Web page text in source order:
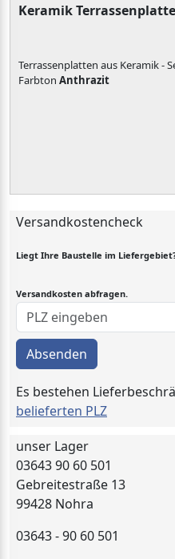
Keramik
Terrassenplatten aus Keramik -
Farbton Anthrazit
Versandkostencheck
Liegt Ihre Baustelle im
Versandkosten abfragen.
Absenden
Es bestehen
belieferten PLZ
unser Lager
03643 90 60 501
Gebreitestraße 13
99428 Nohra
03643 - 90 60 501